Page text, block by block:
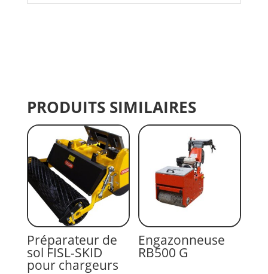
PRODUITS SIMILAIRES
Préparateur de
sol FISL-SKID
pour chargeurs
Engazonneuse
RB500 G